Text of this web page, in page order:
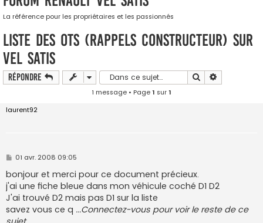
La référence pour les propriétaires et les passionnés
Liste des OTS (rappels constructeur) sur
Vel Satis
Répondre Rechercher
1 message • Page1 sur1
laurent92
M
s
s
a
g
e
01 avr. 2008 09:05
bonjour et merci pour ce document précieux.
j'ai une fiche bleue dans mon véhicule coché D1 D2
J'ai trouvé D2 mais pas D1 sur la liste
savez vous ce q ...Connectez-vous pour voir le reste de ce